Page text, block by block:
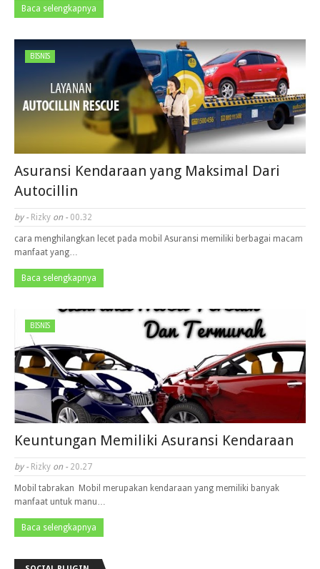
Baca selengkapnya
BISNIS
Asuransi Kendaraan yang Maksimal Dari
Autocillin
by - Rizky on - 00.32
cara menghilangkan lecet pada mobil Asuransi memiliki berbagai macam
manfaat yang…
Baca selengkapnya
BISNIS
Keuntungan Memiliki Asuransi Kendaraan
by - Rizky on - 20.27
Mobil tabrakan Mobil merupakan kendaraan yang memiliki banyak
manfaat untuk manu…
Baca selengkapnya